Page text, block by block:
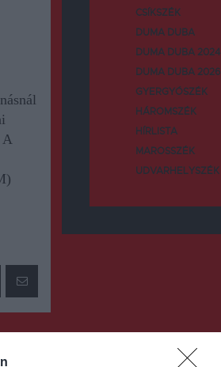
CSÍKSZÉK
DUMA DUBA
DUMA DUBA 2024
DUMA DUBA 2026
GYERGYÓSZÉK
HÁROMSZÉK
HÍRLISTA
MAROSSZÉK
UDVARHELYSZÉK